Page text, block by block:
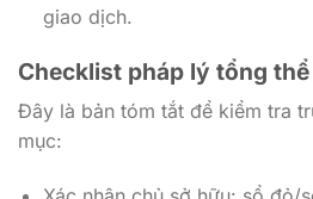
giao dịch.
Checklist pháp lý tổng
Đây là bản tóm tắt để kiểm tra
mục: